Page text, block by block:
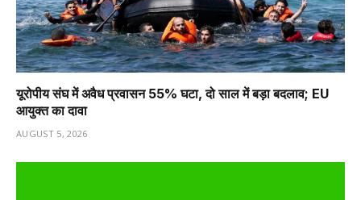
यूरोपीय संघ में अवैध प्रवासन 55% घटा, दो साल में बड़ा बदलाव; EU
आयुक्त का दावा
AUGUST 5, 2026